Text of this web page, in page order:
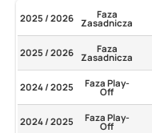
2025 / 2026 Faza
Zasadnicza
2025 / 2026 Faza
Zasadnicza
2024 / 2025 Faza Play-
Off
2024 / 2025 Faza Play-
Off